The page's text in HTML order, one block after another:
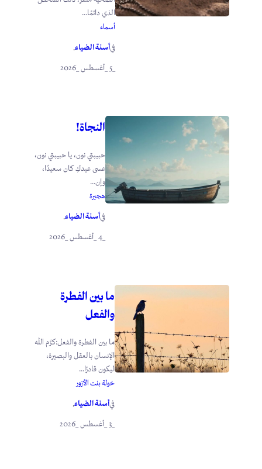
الذي دائمًا...
أسماء
فيأسنة الضياء.
_5 _أغسطس _2026
النجاة!
حبيبتي نون، يا حبيبتي نون،
عسى عيدكِ كان سعيدًا،
وإن...
هجيرة
فيأسنة الضياء.
_4 _أغسطس _2026
ما بين الفطرة
والفعل
ما بين الفطرة والفعل:كرَّم الله
الإنسان بالعقل والبصيرة،
ليكون قادرًا...
خولة بنت الأزور
فيأسنة الضياء.